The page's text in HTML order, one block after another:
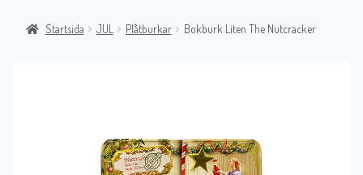
Startsida JUL Plåtburkar Bokburk Liten The Nutcracker